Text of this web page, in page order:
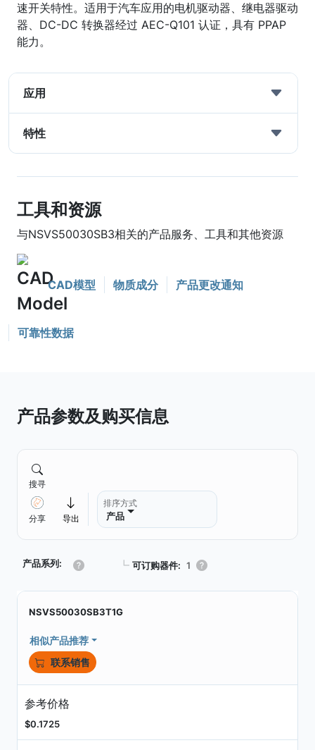
速开关特性。适用于汽车应用的电机驱动器、继电器驱动
器、DC-DC 转换器经过 AEC-Q101 认证，具有 PPAP
能力。
应用
特性
工具和资源
与NSVS50030SB3相关的产品服务、工具和其他资源
CAD模型 物质成分 产品更改通知
可靠性数据
产品参数及购买信息
搜寻
分享 导出
排序方式
产品
产品系列: ┗ 可订购器件: 1
NSVS50030SB3T1G
相似产品推荐
联系销售
参考价格
$0.1725